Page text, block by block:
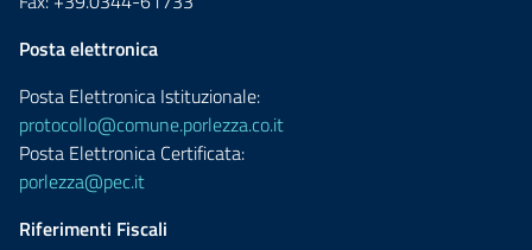
Posta elettronica
Posta Elettronica Istituzionale:
protocollo@comune.porlezza.co.it
Posta Elettronica Certificata:
porlezza@pec.it
Riferimenti Fiscali